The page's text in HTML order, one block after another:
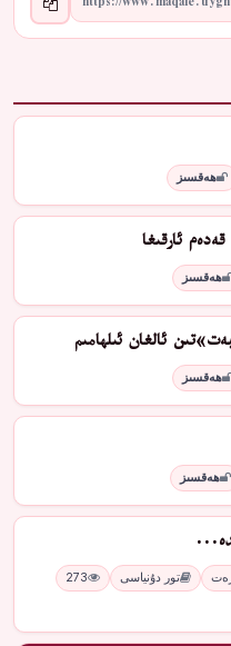
ھەقسىز
ئارقىغا
ھەقسىز
ئالغان ئىلھامىم
ھەقسىز
ھەقسىز
تور دۇنياسى
273